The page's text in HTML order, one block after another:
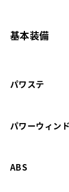
基本装備
パワステ
パワーウィン
ABS